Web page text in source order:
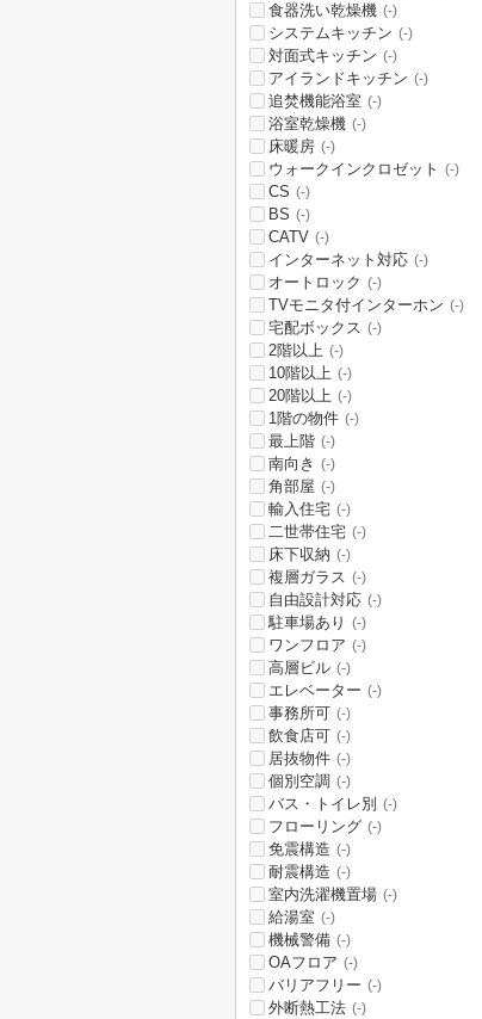
食器洗い乾燥機 (-)
システムキッチン (-)
対面式キッチン (-)
アイランドキッチン (-)
追焚機能浴室 (-)
浴室乾燥機 (-)
床暖房 (-)
ウォークインクロゼット (-)
CS (-)
BS (-)
CATV (-)
インターネット対応 (-)
オートロック (-)
TVモニタ付インターホン (-)
宅配ボックス (-)
2階以上 (-)
10階以上 (-)
20階以上 (-)
1階の物件 (-)
最上階 (-)
南向き (-)
角部屋 (-)
輸入住宅 (-)
二世帯住宅 (-)
床下収納 (-)
複層ガラス (-)
自由設計対応 (-)
駐車場あり (-)
ワンフロア (-)
高層ビル (-)
エレベーター (-)
事務所可 (-)
飲食店可 (-)
居抜物件 (-)
個別空調 (-)
バス・トイレ別 (-)
フローリング (-)
免震構造 (-)
耐震構造 (-)
室内洗濯機置場 (-)
給湯室 (-)
機械警備 (-)
OAフロア (-)
バリアフリー (-)
外断熱工法 (-)